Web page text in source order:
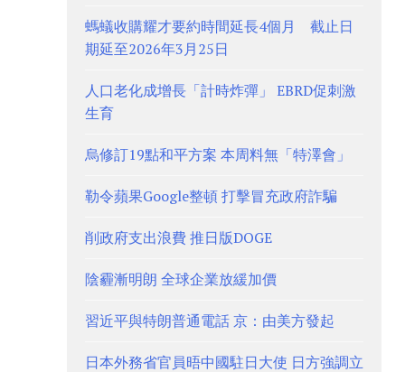
螞蟻收購耀才要約時間延長4個月 截止日
期延至2026年3月25日
人口老化成增長「計時炸彈」 EBRD促刺激
生育
烏修訂19點和平方案 本周料無「特澤會」
勒令蘋果Google整頓 打擊冒充政府詐騙
削政府支出浪費 推日版DOGE
陰霾漸明朗 全球企業放緩加價
習近平與特朗普通電話 京：由美方發起
日本外務省官員晤中國駐日大使 日方強調立